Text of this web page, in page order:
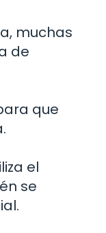
muchas
de
que
el
se